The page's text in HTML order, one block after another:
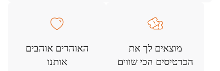
מוצאים לך את
הכרטיסים הכי שווים
האוהדים אוהבים
אותנו